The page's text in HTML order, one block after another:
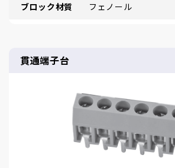
ブロック材質 フェノール
貫通端子台